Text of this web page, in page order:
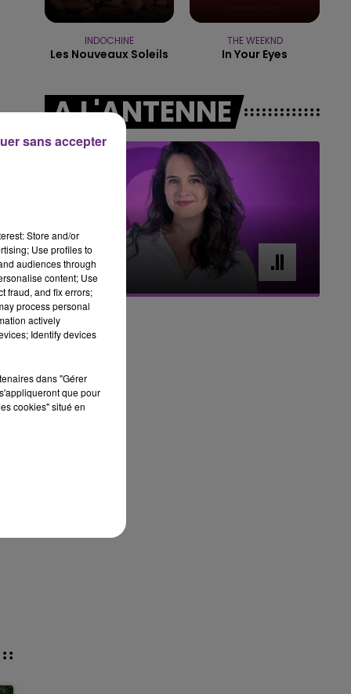
16h00 - 20h00
LE WEEK-END CHAMPAGNE FM
INDOCHINE
Les Nouveaux Soleils
THE WEEKND
In Your Eyes
A L'ANTENNE
7h00 - 11h00
BEST OF
Store and/or
Use profiles to
audiences through
content; Use
fraud, and fix errors;
process personal
actively
Identify devices
dans "Gérer
que pour
cookies" situé en
sans accepter